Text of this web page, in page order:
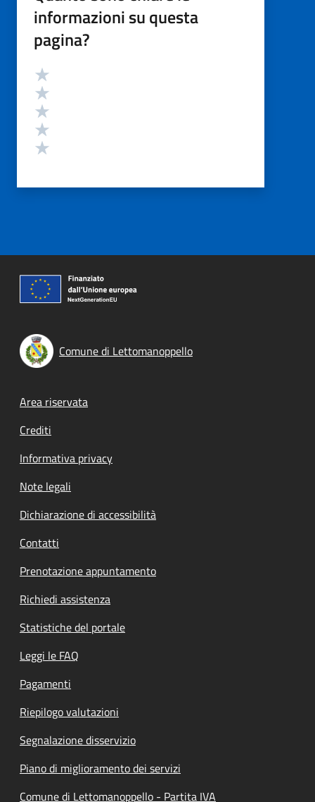
informazioni su questa
pagina?
Valutazione
Comune di Lettomanoppello
Footer menu
Area riservata
Crediti
Informativa privacy
Note legali
Dichiarazione di accessibilità
Contatti
Prenotazione appuntamento
Richiedi assistenza
Statistiche del portale
Leggi le FAQ
Pagamenti
Riepilogo valutazioni
Segnalazione disservizio
Piano di miglioramento dei servizi
Comune di Lettomanoppello - Partita IVA